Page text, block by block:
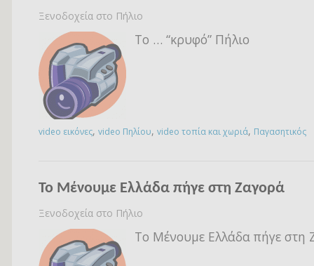
Ξενοδοχεία στο Πήλιο
To … “κρυφό” Πήλιο
video εικόνες, video Πηλίου, video τοπία και χωριά, Παγασητικός
Το Μένουμε Ελλάδα πήγε στη Ζαγορά
Ξενοδοχεία στο Πήλιο
Το Μένουμε Ελλάδα πήγε στη